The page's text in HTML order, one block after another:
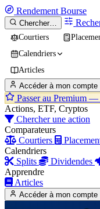
Rendement Bourse
Chercher…
Courtiers
Calendriers
Articles
Accéder à mon compte
Passer au Premium —
Actions, ETF, Cryptos
Chercher une action
Comparateurs
Courtiers
Calendriers
Splits
Dividendes
Apprendre
Articles
Accéder à mon compte